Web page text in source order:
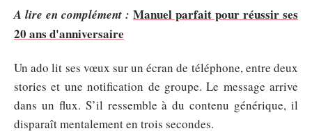
A lire en complément : Manuel parfait pour réussir ses
20 ans d'anniversaire
Un ado lit ses vœux sur un écran de téléphone, entre deux
stories et une notification de groupe. Le message arrive
dans un flux. S’il ressemble à du contenu générique, il
disparaît mentalement en trois secondes.